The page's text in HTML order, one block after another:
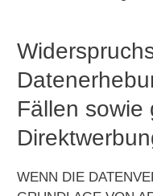
Fällen sowie
WENN DIE